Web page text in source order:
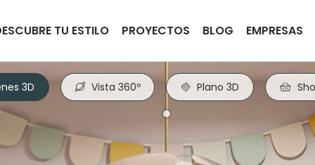
TU ESTILO PROYECTOS BLOG EMPRESAS
3D Vista 360º Plano 3D